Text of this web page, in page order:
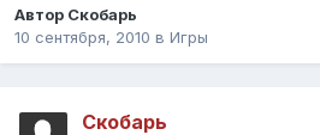
Автор Скобарь
10 сентября, 2010 в Игры
Скобарь